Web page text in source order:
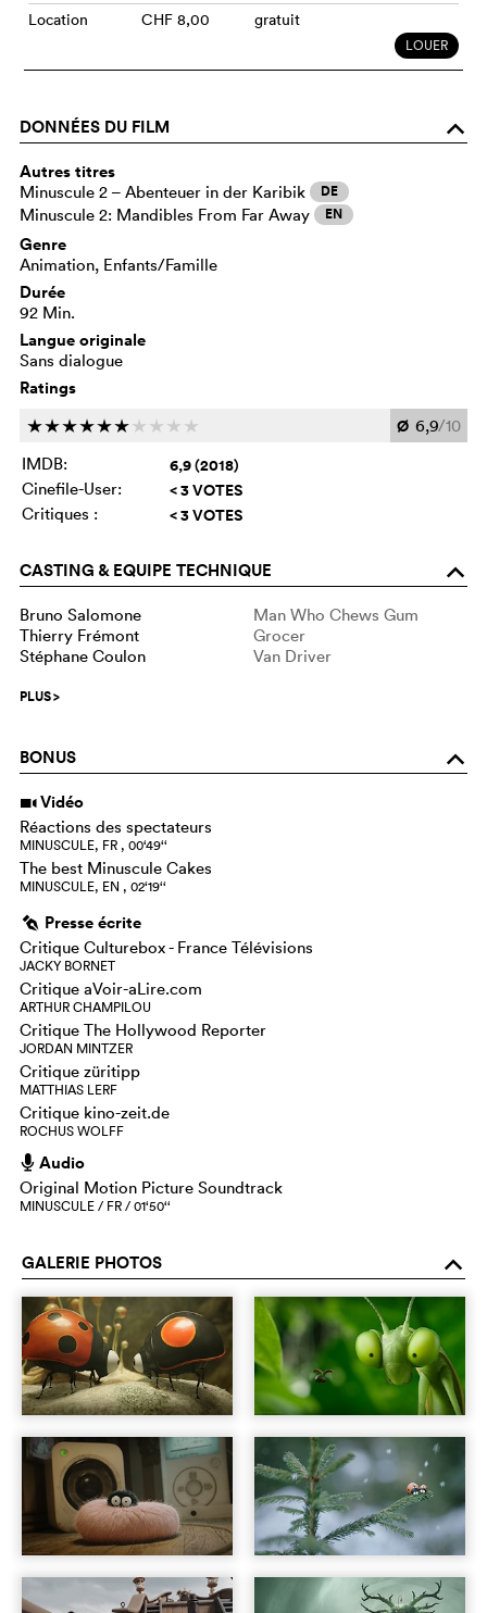
Location CHF 8,00 gratuit
LOUER
DONNÉES DU FILM o
Autres titres
Minuscule 2 – Abenteuer in der Karibik DE
Minuscule 2: Mandibles From Far Away EN
Genre
Animation, Enfants/Famille
Durée
92 Min.
Langue originale
Sans dialogue
Ratings
cccccc c c c c Ø 6,9/10
IMDB:
6,9 (2018)
Cinefile-User: < 3 VOTES
Critiques : < 3 VOTES
CASTING & EQUIPE TECHNIQUE o
Bruno Salomone
Man Who Chews Gum
Thierry Frémont
Grocer
Stéphane Coulon
Van Driver
PLUS>
BONUS o
i Vidéo
Réactions des spectateurs
MINUSCULE, FR , 00‘49‘‘
The best Minuscule Cakes
MINUSCULE, EN , 02‘19‘‘
g Presse écrite
Critique Culturebox - France Télévisions
JACKY BORNET
Critique aVoir-aLire.com
ARTHUR CHAMPILOU
Critique The Hollywood Reporter
JORDAN MINTZER
Critique züritipp
MATTHIAS LERF
Critique kino-zeit.de
ROCHUS WOLFF
h Audio
Original Motion Picture Soundtrack
MINUSCULE / FR / 01‘50‘‘
GALERIE PHOTOS o